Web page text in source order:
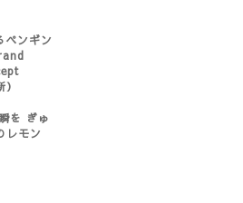
ンギン
を ぎゅ
レモン